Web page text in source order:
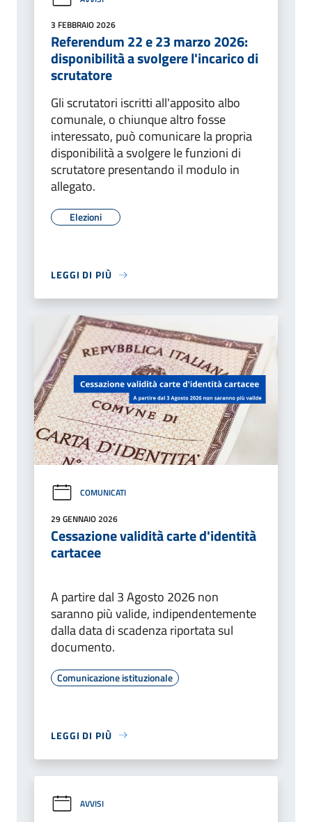
3 FEBBRAIO 2026
Referendum 22 e 23 marzo 2026:
disponibilità a svolgere l'incarico di
scrutatore
Gli scrutatori iscritti all'apposito albo
comunale, o chiunque altro fosse
interessato, può comunicare la propria
disponibilità a svolgere le funzioni di
scrutatore presentando il modulo in
allegato.
Elezioni
LEGGI DI PIÙ
COMUNICATI
29 GENNAIO 2026
Cessazione validità carte d'identità
cartacee
A partire dal 3 Agosto 2026 non
saranno più valide, indipendentemente
dalla data di scadenza riportata sul
documento.
Comunicazione istituzionale
LEGGI DI PIÙ
AVVISI